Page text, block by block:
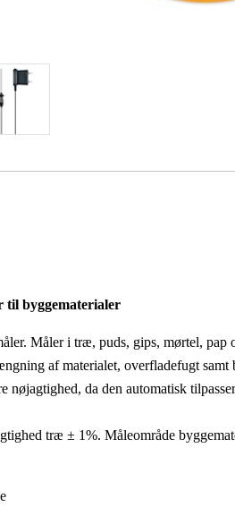
til byggematerialer
Måler i træ, puds, gips, mørtel,
af materialet, overfladefugt samt
nøjagtighed, da den automatisk
træ ± 1%. Måleområde